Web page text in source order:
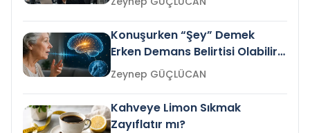
Konuşurken “Şey” Demek
Erken Demans Belirtisi Olabilir
mi?
Zeynep GÜÇLÜCAN
Kahveye Limon Sıkmak
Zayıflatır mı?